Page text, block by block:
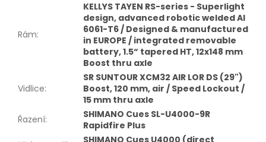
Rám:
KELLYS TAYEN RS-series - Superlight
design, advanced robotic welded Al
6061-T6 / Designed & manufactured
in EUROPE / integrated removable
battery, 1.5“ tapered HT, 12x148 mm
Boost thru axle
Vidlice:
SR SUNTOUR XCM32 AIR LOR DS (29")
Boost, 120 mm, air / Speed Lockout /
15 mm thru axle
Řazení:
SHIMANO Cues SL-U4000-9R
Rapidfire Plus